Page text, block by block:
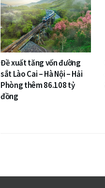
Đề xuất tăng vốn đường
sắt Lào Cai – Hà Nội – Hải
Phòng thêm 86.108 tỷ
đồng